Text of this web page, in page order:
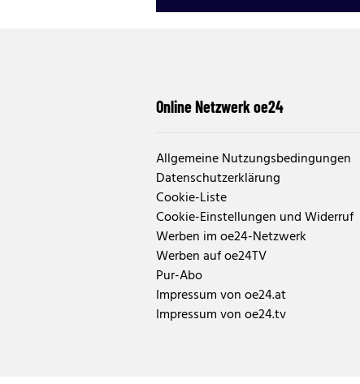
Online Netzwerk oe24
Allgemeine Nutzungsbedingungen
Datenschutzerklärung
Cookie-Liste
Cookie-Einstellungen und Widerruf
Werben im oe24-Netzwerk
Werben auf oe24TV
Pur-Abo
Impressum von oe24.at
Impressum von oe24.tv